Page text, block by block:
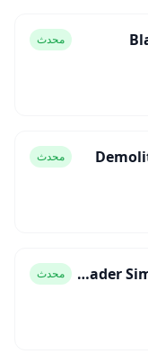
محدث
محدث
Car Trader Simulator 2025 Mod APK محدث